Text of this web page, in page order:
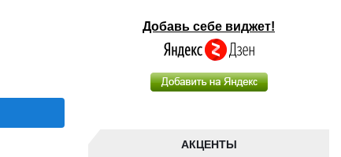
Добавь себе виджет!
АКЦЕНТЫ